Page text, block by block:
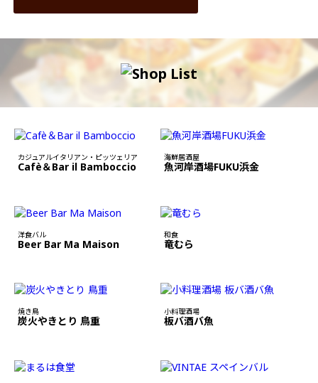
カジュアルイタリアン・ピッツェリア
Cafè＆Bar il Bamboccio
海鮮居酒屋
魚河岸酒場FUKU浜金
洋食バル
Beer Bar Ma Maison
和食
竜むら
焼き鳥
炭火やきとり 鳥重
小料理酒場
板バ酒バ魚